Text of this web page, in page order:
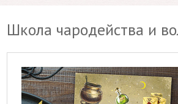
Школа чародейства и